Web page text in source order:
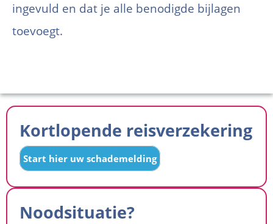
ingevuld en dat je alle benodigde bijlagen
toevoegt.
Kortlopende reisverzekering
Start hier uw schademelding
Noodsituatie?